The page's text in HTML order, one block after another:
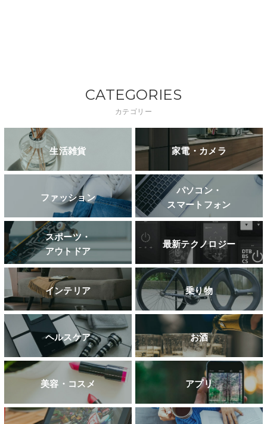
CATEGORIES
カテゴリー
生活雑貨 家電・カメラ
ファッション
パソコン・
スマートフォン
スポーツ・
アウトドア
最新テクノロジー
インテリア 乗り物
ヘルスケア お酒
美容・コスメ アプリ